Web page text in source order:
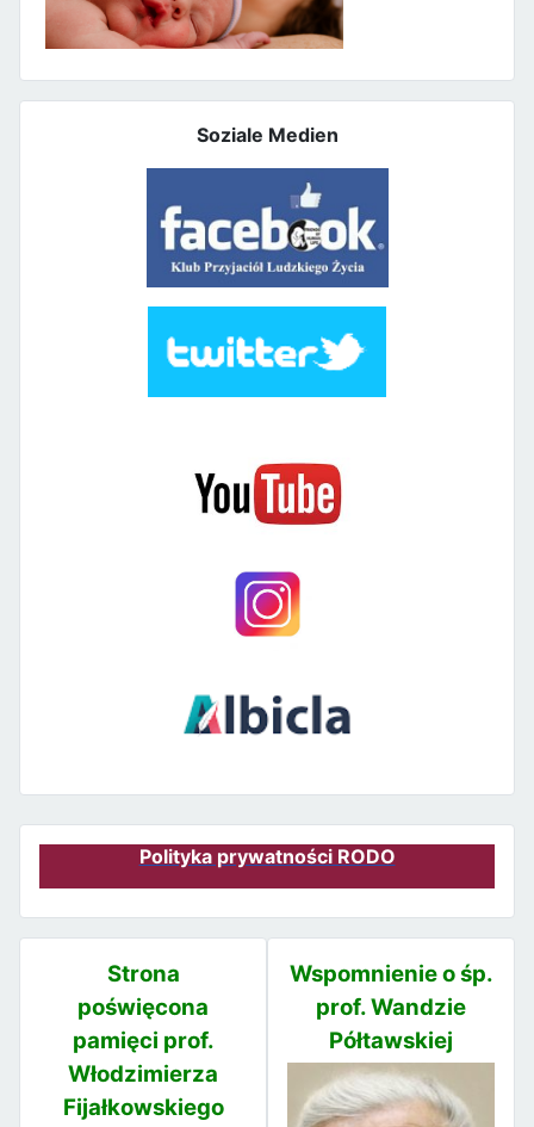
Soziale Medien
Polityka prywatności RODO
Strona
poświęcona
pamięci prof.
Włodzimierza
Fijałkowskiego
Wspomnienie o śp.
prof. Wandzie
Półtawskiej